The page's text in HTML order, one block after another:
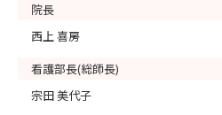
院長
西上 喜房
看護部長(総師長)
宗田 美代子